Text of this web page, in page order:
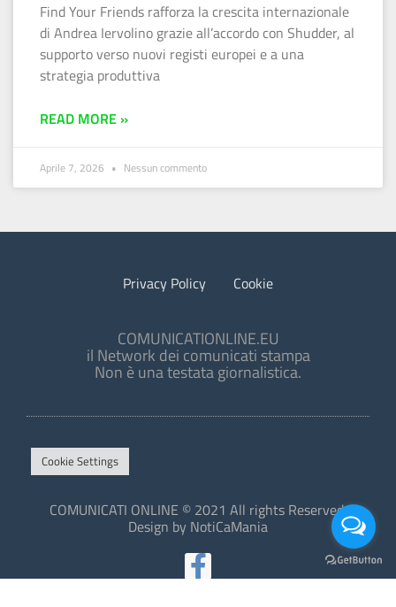
Find Your Friends rafforza la crescita internazionale
di Andrea Iervolino grazie all’accordo con Shudder, al
supporto verso nuovi registi europei e a una
strategia produttiva
READ MORE »
Aprile 7, 2026 Nessun commento
Privacy Policy Cookie
COMUNICATIONLINE.EU
il Network dei comunicati stampa
Non è una testata giornalistica.
Cookie Settings
COMUNICATI ONLINE © 2021 All rights Reserved.
Design by NotiCaMania